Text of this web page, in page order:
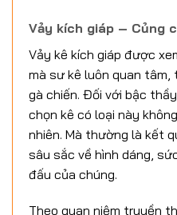
Vảy kích giáp – Củng
Vảy kê kích giáp được
mà sư kê luôn quan
gà chiến. Đối với bậc
chọn kê có loại này
nhiên. Mà thường là kết
sâu sắc về hình dáng,
đấu của chúng.
Theo quan niệm truyền